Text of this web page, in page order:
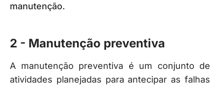
manutenção.
2 - Manutenção preventiva
A manutenção preventiva é um conjunto de
atividades planejadas para antecipar as falhas